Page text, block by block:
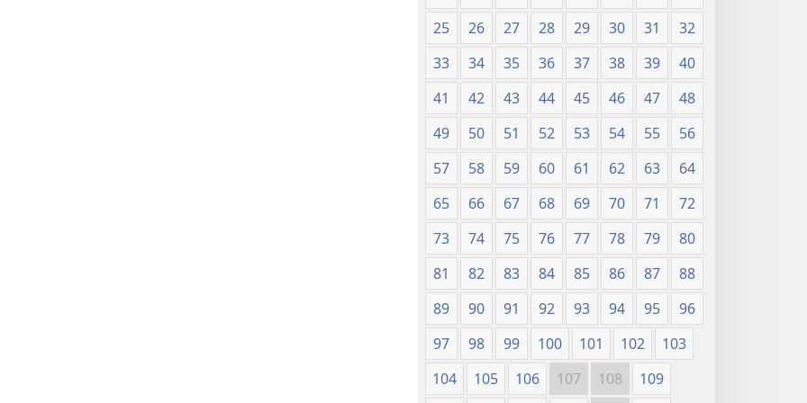
25
26 27 28 29 30 31
32
33
34 35 36 37 38 39
40
41
42 43 44 45 46 47
48
49
50 51 52 53 54 55
56
57
58 59 60 61 62 63
64
65
66 67 68 69 70 71
72
73
74 75 76 77 78 79
80
81
82 83 84 85 86 87
88
89
90 91 92 93 94 95
96
97
98 99 100 101 102
103
104
105 106 107 108
109